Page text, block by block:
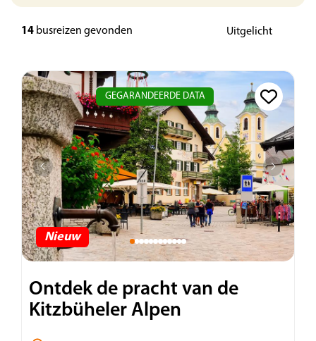
14 busreizen gevonden
GEGARANDEERDE DATA
Nieuw
Ontdek de pracht van de
Kitzbüheler Alpen